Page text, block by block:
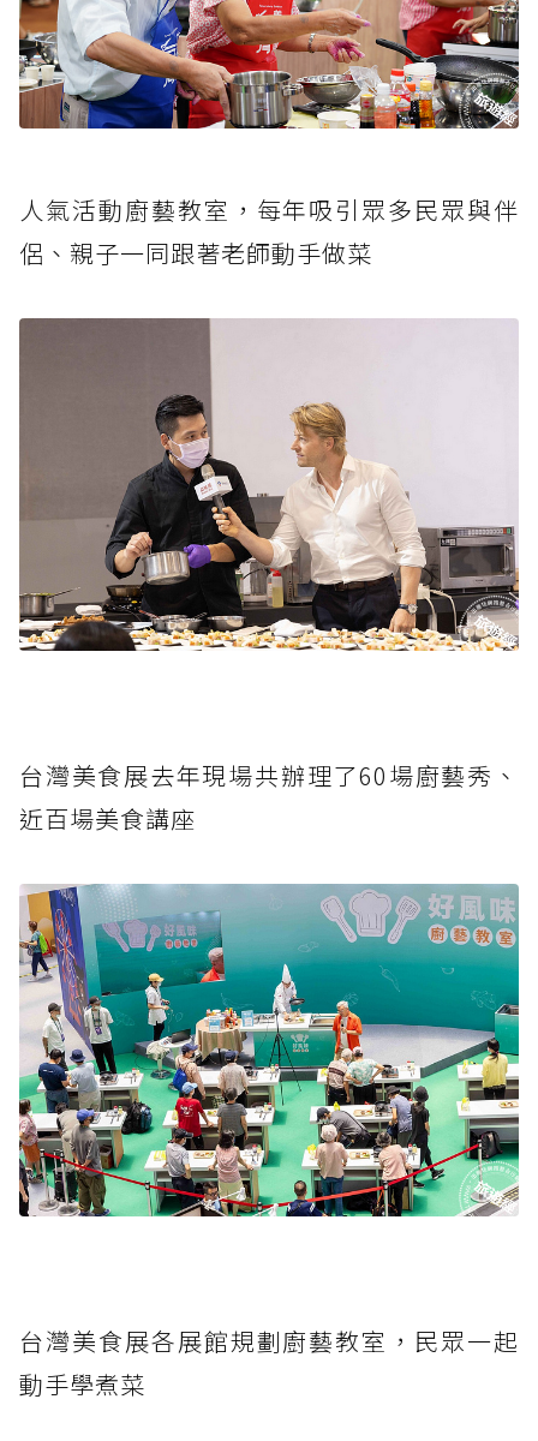
人氣活動廚藝教室，每年吸引眾多民眾與伴
侶、親子一同跟著老師動手做菜
台灣美食展去年現場共辦理了60場廚藝秀、
近百場美食講座
台灣美食展各展館規劃廚藝教室，民眾一起
動手學煮菜